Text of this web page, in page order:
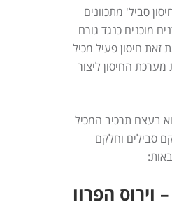
סביל' מתכוונים
מוכנים כנגד גורם
זאת חיסון פעיל מכיל
החיסון ליצור
בעצם תרכיב המכיל
סבילים וחלקם
וירוס הפרוו